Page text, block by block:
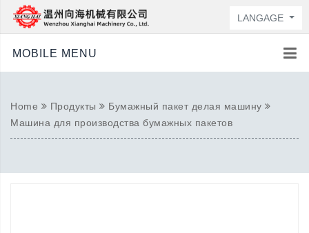
LANGAGE
MOBILE MENU
Home Продукты
Бумажный пакет делая машину
Машина для производства бумажных пакетов